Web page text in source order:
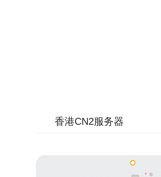
香港CN2服务器